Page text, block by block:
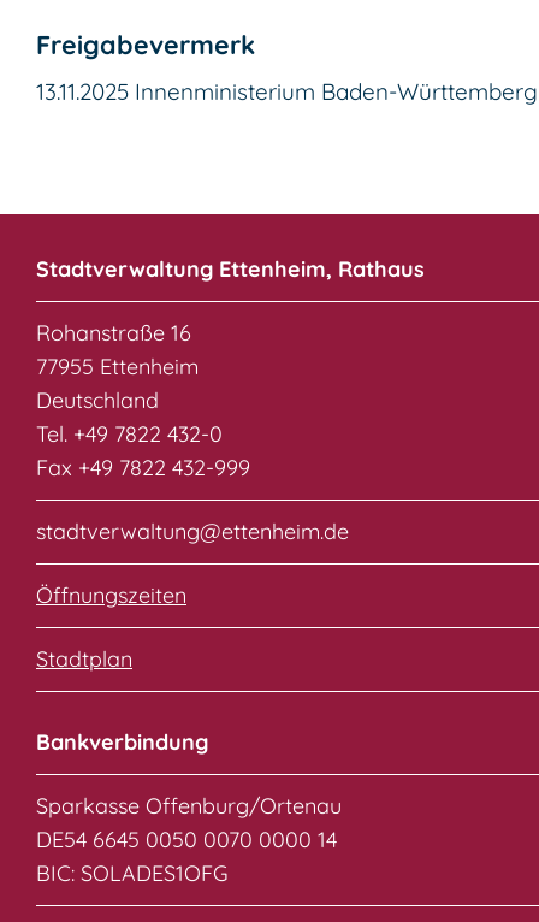
Freigabevermerk
13.11.2025 Innenministerium Baden-Württemberg
Stadtverwaltung Ettenheim, Rathaus
Rohanstraße 16
77955 Ettenheim
Deutschland
Tel. +49 7822 432-0
Fax +49 7822 432-999
stadtverwaltung@ettenheim.de
Öffnungszeiten
Stadtplan
Bankverbindung
Sparkasse Offenburg/Ortenau
DE54 6645 0050 0070 0000 14
BIC: SOLADES1OFG